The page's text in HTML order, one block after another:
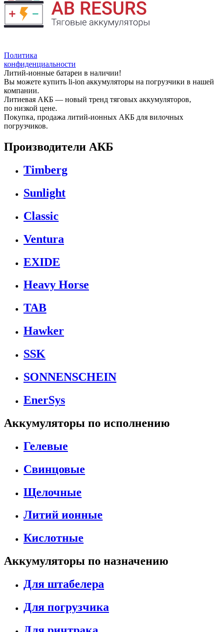
Политика
конфиденциальности
Литий-ионные батареи в наличии!
Вы можете купить li-ion аккумуляторы на погрузчики в нашей
компании.
Литиевая АКБ — новый тренд тяговых аккумуляторов,
по низкой цене.
Покупка, продажа литий-ионных АКБ для вилочных
погрузчиков.
Производители АКБ
Timberg
Sunlight
Classic
Ventura
EXIDE
Heavy Horse
TAB
Hawker
SSK
SONNENSCHEIN
EnerSys
Аккумуляторы по исполнению
Гелевые
Свинцовые
Щелочные
Литий ионные
Кислотные
Аккумуляторы по назначению
Для штабелера
Для погрузчика